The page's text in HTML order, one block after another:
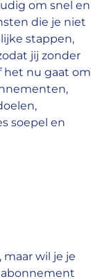
om snel en
die je niet
stappen,
jij zonder
het nu gaat om
soepel en
wil je je
abonnement